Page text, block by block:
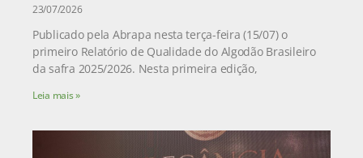
23/07/2026
Publicado pela Abrapa nesta terça-feira (15/07) o
primeiro Relatório de Qualidade do Algodão Brasileiro
da safra 2025/2026. Nesta primeira edição,
Leia mais »